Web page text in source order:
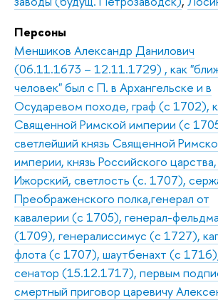
Персоны
Меншиков Александр Данилович
(06.11.1673 – 12.11.1729) , как
человек" был с П. в Архангельске и в
Осударевом походе, граф (с 1702),
Священной Римской империи (с
светлейший князь Священной
империи, князь Российского царства,
Ижорский, светлость (с. 1707),
Преображенского полка,генерал от
кавалерии (с 1705), генерал-
(1709), генералиссимус (с 1727),
флота (с 1707), шаутбенахт (с
сенатор (15.12.1717), первым
смертный приговор царевичу